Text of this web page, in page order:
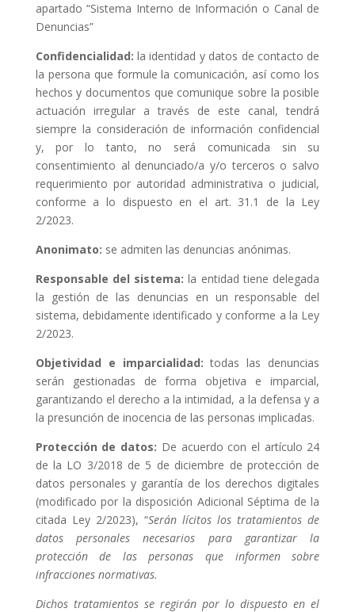
apartado “Sistema Interno de Información o Canal de
Denuncias”
Confidencialidad: la identidad y datos de contacto de
la persona que formule la comunicación, así como los
hechos y documentos que comunique sobre la posible
actuación irregular a través de este canal, tendrá
siempre la consideración de información confidencial
y, por lo tanto, no será comunicada sin su
consentimiento al denunciado/a y/o terceros o salvo
requerimiento por autoridad administrativa o judicial,
conforme a lo dispuesto en el art. 31.1 de la Ley
2/2023.
Anonimato: se admiten las denuncias anónimas.
Responsable del sistema: la entidad tiene delegada
la gestión de las denuncias en un responsable del
sistema, debidamente identificado y conforme a la Ley
2/2023.
Objetividad e imparcialidad: todas las denuncias
serán gestionadas de forma objetiva e imparcial,
garantizando el derecho a la intimidad, a la defensa y a
la presunción de inocencia de las personas implicadas.
Protección de datos: De acuerdo con el artículo 24
de la LO 3/2018 de 5 de diciembre de protección de
datos personales y garantía de los derechos digitales
(modificado por la disposición Adicional Séptima de la
citada Ley 2/2023), “Serán lícitos los tratamientos de
datos personales necesarios para garantizar la
protección de las personas que informen sobre
infracciones normativas.
Dichos tratamientos se regirán por lo dispuesto en el